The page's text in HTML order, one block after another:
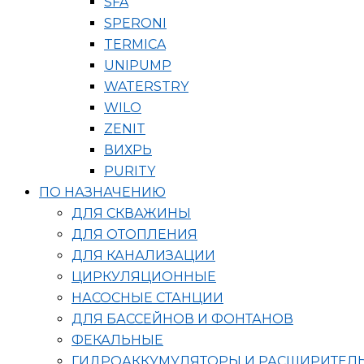
SPERONI
TERMICA
UNIPUMP
WATERSTRY
WILO
ZENIT
ВИХРЬ
PURITY
ПО НАЗНАЧЕНИЮ
ДЛЯ СКВАЖИНЫ
ДЛЯ ОТОПЛЕНИЯ
ДЛЯ КАНАЛИЗАЦИИ
ЦИРКУЛЯЦИОННЫЕ
НАСОСНЫЕ СТАНЦИИ
ДЛЯ БАССЕЙНОВ И ФОНТАНОВ
ФЕКАЛЬНЫЕ